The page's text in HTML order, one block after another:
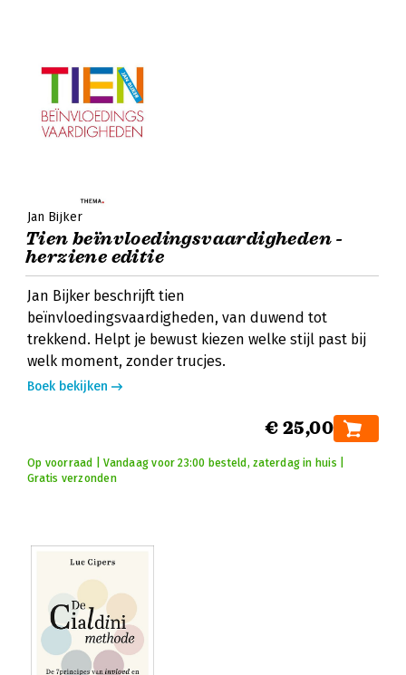
Jan Bijker
Tien beïnvloedingsvaardigheden -
herziene editie
Jan Bijker beschrijft tien
beïnvloedingsvaardigheden, van duwend tot
trekkend. Helpt je bewust kiezen welke stijl past bij
welk moment, zonder trucjes.
Boek bekijken
€ 25,00
Op voorraad | Vandaag voor 23:00 besteld, zaterdag in huis |
Gratis verzonden